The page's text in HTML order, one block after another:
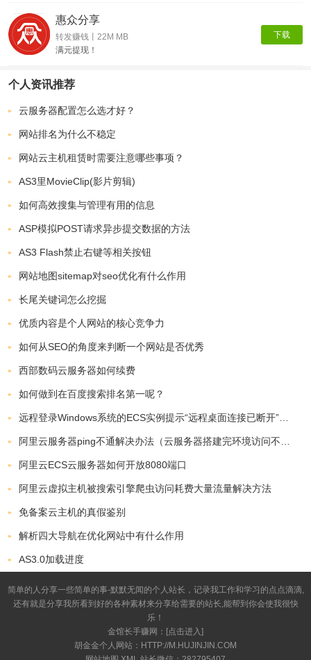
下载
惠众分享
转发赚钱丨22M MB
满元提现！
个人资讯推荐
云服务器配置怎么选才好？
网站排名为什么不稳定
网站云主机租赁时需要注意哪些事项？
AS3里MovieClip(影片剪辑)
如何高效搜集与管理有用的信息
ASP模拟POST请求异步提交数据的方法
AS3 Flash禁止右键等相关按钮
网站地图sitemap对seo优化有什么作用
长尾关键词怎么挖掘
优质内容是个人网站的核心竞争力
如何从SEO的角度来判断一个网站是否优秀
西部数码云服务器如何续费
如何做到在百度搜索排名第一呢？
阿里云ECS云服务器如何开放8080端口
阿里云虚拟主机被搜索引擎爬虫访问耗费大量流量解决方法
免备案云主机的真假鉴别
解析四大导航在优化网站中有什么作用
AS3.0加载进度
简单的人分享一些简单的事-默默无闻的个人站长，记录我工作和学习的点点滴滴,
还有就是分享我所看到好的各种素材来分享给需要的站长,能帮到你会使我很快
乐！
金馆长手赚网：[点击进入]
胡金金个人网站：HTTP://M.HUJINJIN.COM